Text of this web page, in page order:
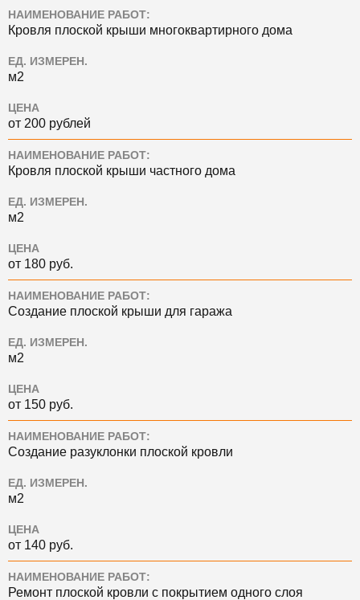
НАИМЕНОВАНИЕ РАБОТ:
Кровля плоской крыши многоквартирного дома
ЕД. ИЗМЕРЕН.
м2
ЦЕНА
от 200 рублей
НАИМЕНОВАНИЕ РАБОТ:
Кровля плоской крыши частного дома
ЕД. ИЗМЕРЕН.
м2
ЦЕНА
от 180 руб.
НАИМЕНОВАНИЕ РАБОТ:
Создание плоской крыши для гаража
ЕД. ИЗМЕРЕН.
м2
ЦЕНА
от 150 руб.
НАИМЕНОВАНИЕ РАБОТ:
Создание разуклонки плоской кровли
ЕД. ИЗМЕРЕН.
м2
ЦЕНА
от 140 руб.
НАИМЕНОВАНИЕ РАБОТ:
Ремонт плоской кровли с покрытием одного слоя